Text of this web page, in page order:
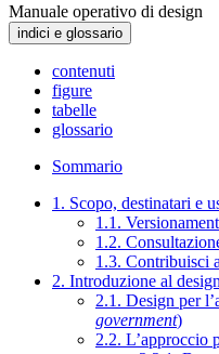
Manuale operativo di design
indici e glossario
contenuti
figure
tabelle
glossario
Sommario
1. Scopo, destinatari e
1.1.
1.2.
1.3. Contribuisci
2. Introduzione al
2.1. Design per
government)
2.2. L’approccio